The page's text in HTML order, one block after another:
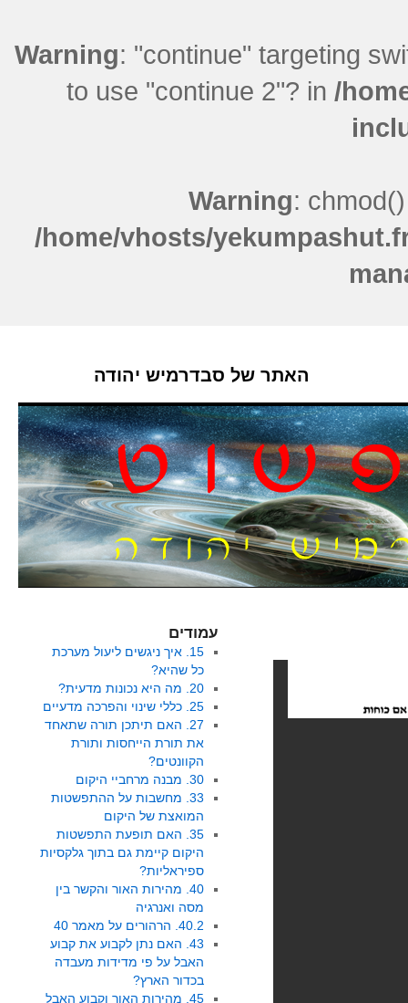
Warning: "continue" targeting
to use "continue 2"? in /
Warning:
/home/vhosts/
האתר של סבדרמיש יהודה
עמודים
15. איך ניגשים ליעול מערכת
כל שהיא?
20. מה היא נכונות מדעית?
25. כללי שינוי והפרכה מדעיים
27. האם תיתכן תורה שתאחד
את תורת הייחסות ותורת
הקוונטים?
30. מבנה מרחביי היקום
33. מחשבות על ההתפשטות
המואצת של היקום
35. האם תופעת התפשטות
היקום קיימת גם בתוך גלקסיות
ספיראליות?
40. מהירות האור והקשר בין
מסה ואנרגיה
40.2. הרהורים על מאמר 40
43. האם נתן לקבוע את קבוע
האבל על פי מדידות מעבדה
בכדור הארץ?
45. מהירות האור וקבוע האבל